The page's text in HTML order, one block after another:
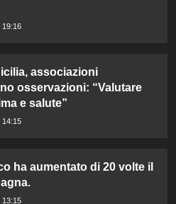
19:16
associazioni
osservazioni: “Valutare
e salute”
14:15
ha aumentato di 20 volte il
13:15